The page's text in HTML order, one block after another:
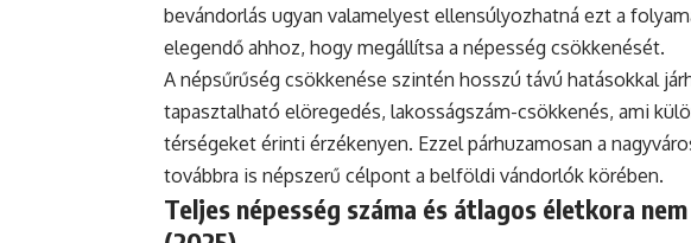
bevándorlás ugyan valamelyest ellensúlyozhatná ezt a
elegendő ahhoz, hogy megállítsa a népesség csökkenését.
A népsűrűség csökkenése szintén hosszú távú hatásokkal
tapasztalható elöregedés, lakosságszám-csökkenés, ami
térségeket érinti érzékenyen. Ezzel párhuzamosan a
továbbra is népszerű célpont a belföldi vándorlók körében.
Teljes népesség száma és átlagos életkora